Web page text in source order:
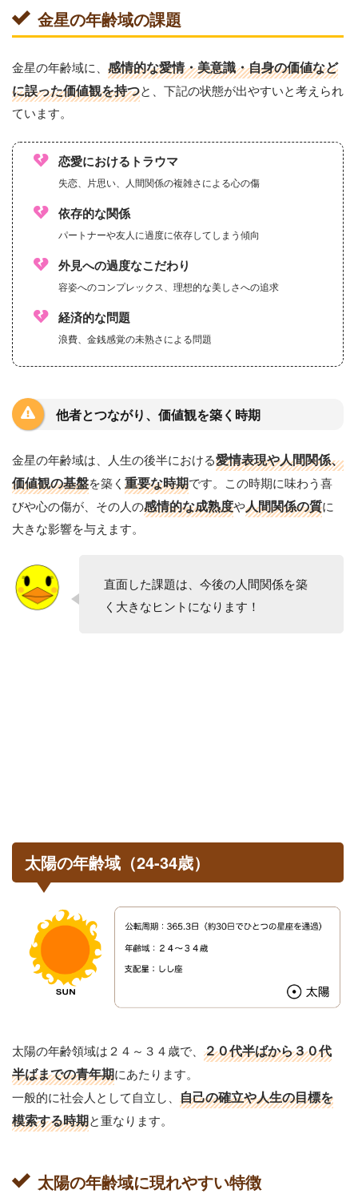
金星の年齢域の課題
金星の年齢域に、 感情的な愛情・美意識・自身の価値など
に誤った価値観を持つと、下記の状態が出やすいと考えられ
ています。
恋愛におけるトラウマ
失恋、片思い、人間関係の複雑さによる心の傷
依存的な関係
パートナーや友人に過度に依存してしまう傾向
外見への過度なこだわり
容姿へのコンプレックス、理想的な美しさへの追求
経済的な問題
浪費、金銭感覚の未熟さによる問題
他者とつながり、価値観を築く時期
金星の年齢域は、人生の後半における愛情表現や人間関係、
価値観の基盤を築く 重要な時期です。この時期に味わう喜
びや心の傷が、その人の感情的な成熟度や人間関係の質に
大きな影響を与えます。
直面した課題は、今後の人間関係を築
く大きなヒントになります！
太陽の年齢域（24-34歳）
太陽の年齢領域は２４～３４歳で、 ２０代半ばから３０代
半ばまでの青年期にあたります。
一般的に社会人として自立し、 自己の確立や人生の目標を
模索する時期と重なります。
太陽の年齢域に現れやすい特徴